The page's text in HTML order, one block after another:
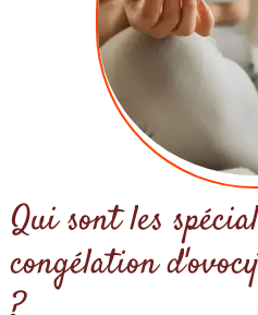
Qui sont les
congélation